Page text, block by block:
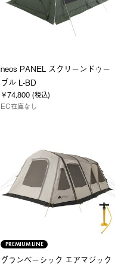
neos PANEL スクリーンドゥー
ブル L-BD
￥74,800 (税込)
EC在庫なし
PREMIUM LINE
グランベーシック エアマジック